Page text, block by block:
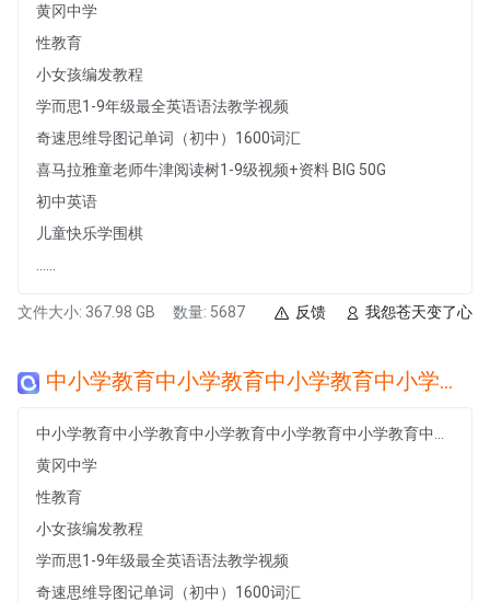
黄冈中学
性教育
小女孩编发教程
学而思1-9年级最全英语语法教学视频
奇速思维导图记单词（初中）1600词汇
喜马拉雅童老师牛津阅读树1-9级视频+资料 BIG 50G
初中英语
儿童快乐学围棋
文件大小: 367.98 GB 数量: 5687 我怨苍天变了心
反馈
中小学教育中小学教育中小学教育中小学教育中小学教育中小学教育中小学教育中小学教育中小学教育中小学教育中小学教育中小学教育
黄冈中学
性教育
小女孩编发教程
学而思1-9年级最全英语语法教学视频
奇速思维导图记单词（初中）1600词汇